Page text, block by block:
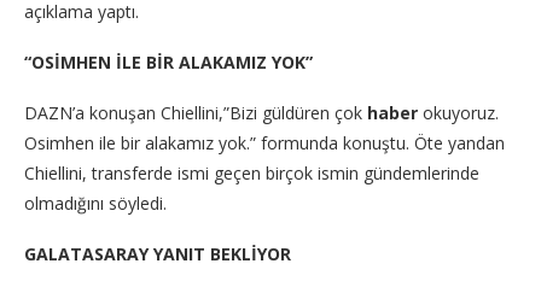
açıklama yaptı.
“OSİMHEN İLE BİR ALAKAMIZ YOK”
DAZN’a konuşan Chiellini,”Bizi güldüren çok haber okuyoruz.
Osimhen ile bir alakamız yok.” formunda konuştu. Öte yandan
Chiellini, transferde ismi geçen birçok ismin gündemlerinde
olmadığını söyledi.
GALATASARAY YANIT BEKLİYOR